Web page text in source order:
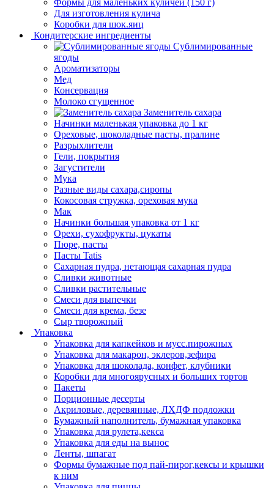
Для изготовления кулича
Коробки для шок.яиц
Кондитерские ингредиенты
Сублимированные
ягоды
Ароматизаторы
Мед
Консервация
Молоко сгущенное
Заменитель сахара
Начинки маленькая упаковка до 1 кг
Ореховые, шоколадные пасты, пралине
Разрыхлители
Гели, покрытия
Загустители
Мука
Разные виды сахара,сиропы
Кокосовая стружка, ореховая мука
Мак
Начинки большая упаковка от 1 кг
Орехи, сухофрукты, цукаты
Пюре, пасты
Пасты Tatis
Сахарная пудра, нетающая сахарная пудра
Сливки животные
Сливки растительные
Смеси для выпечки
Смеси для крема, безе
Сыр творожный
Упаковка
Упаковка для капкейков и мусс.пирожных
Упаковка для макарон, эклеров,зефира
Упаковка для шоколада, конфет, клубники
Коробки для многоярусных и больших тортов
Пакеты
Порционные десерты
Акриловые, деревянные, ЛХДФ подложки
Бумажный наполнитель, бумажная упаковка
Упаковка для рулета,кекса
Упаковка для еды на вынос
Ленты, шпагат
Формы бумажные под пай-пирог,кексы и крышки
к ним